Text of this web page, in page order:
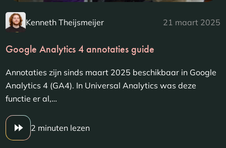
Kenneth Theijsmeijer 21 maart 2025
Google Analytics 4 annotaties guide
Annotaties zijn sinds maart 2025 beschikbaar in Google
Analytics 4 (GA4). In Universal Analytics was deze
functie er al,…
2 minuten lezen